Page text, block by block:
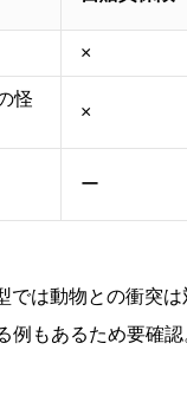
×
怪
×
ー
では動物との衝突
例もあるため要確認